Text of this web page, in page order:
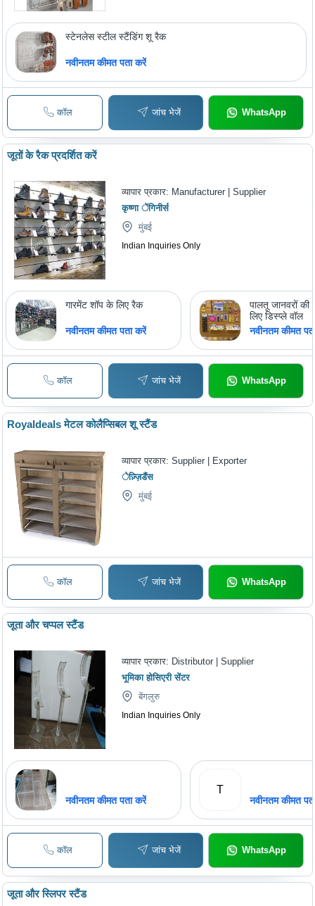
स्टेनलेस स्टील स्टैंडिंग शू रैक
नवीनतम कीमत पता करें
कॉल जांच भेजें WhatsApp
जूतों के रैक प्रदर्शित करें
व्यापार प्रकार: Manufacturer | Supplier
कृष्णा ेंगिनीर्स
मुंबई
Indian Inquiries Only
गारमेंट शॉप के लिए रैक
नवीनतम कीमत पता करें
पालतू जानवरों
लिए डिस्प्ले वॉल
नवीनतम कीमत
कॉल जांच भेजें WhatsApp
Royaldeals मेटल कोलैप्सिबल शू स्टैंड
व्यापार प्रकार:Supplier | Exporter
ेज़्ज़िडैंस
मुंबई
कॉल जांच भेजें WhatsApp
जूता और चप्पल स्टैंड
व्यापार प्रकार: Distributor | Supplier
भूमिका होसिएरी सेंटर
बेंगलुरु
Indian Inquiries Only
नवीनतम कीमत पता करें
T
नवीनतम कीमत
कॉल जांच भेजें WhatsApp
जूता और स्लिपर स्टैंड